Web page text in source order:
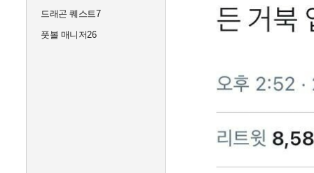
드래곤 퀘스트7
풋볼 매니저26